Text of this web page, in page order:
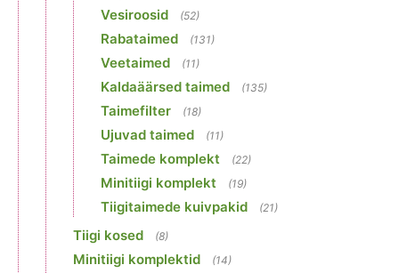
Vesiroosid (52)
Rabataimed (131)
Veetaimed (11)
Kaldaäärsed taimed (135)
Taimefilter (18)
Ujuvad taimed (11)
Taimede komplekt (22)
Minitiigi komplekt (19)
Tiigitaimede kuivpakid (21)
Tiigi kosed (8)
Minitiigi komplektid (14)